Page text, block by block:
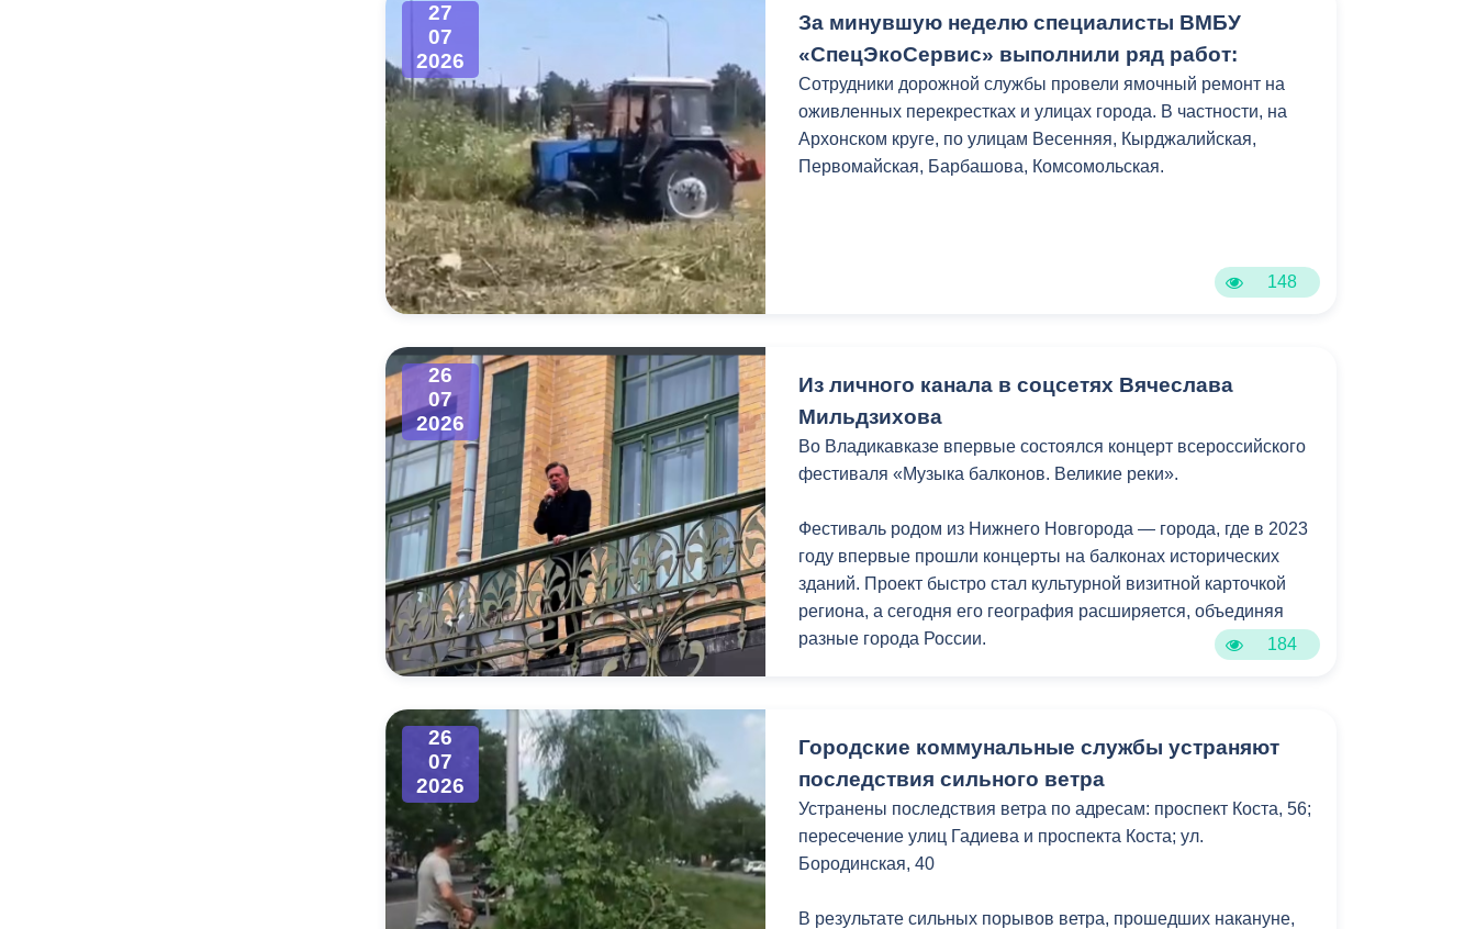
27
07
2026
За минувшую неделю специалисты ВМБУ
«СпецЭкоСервис» выполнили ряд работ:
Сотрудники дорожной службы провели ямочный ремонт на
оживленных перекрестках и улицах города. В частности, на
Архонском круге, по улицам Весенняя, Кырджалийская,
Первомайская, Барбашова, Комсомольская.
148
26
07
2026
Из личного канала в соцсетях Вячеслава
Мильдзихова
Во Владикавказе впервые состоялся концерт всероссийского
фестиваля «Музыка балконов. Великие реки».
Фестиваль родом из Нижнего Новгорода — города, где в 2023
году впервые прошли концерты на балконах исторических
зданий. Проект быстро стал культурной визитной карточкой
региона, а сегодня его география расширяется, объединяя
разные города России.
московского музыкального театра «Геликон-опера»,
заслуженный артист Республики Северная Осетия – Алания
Дмитрий Скориков.
184
26
07
2026
Городские коммунальные службы устраняют
последствия сильного ветра
Устранены последствия ветра по адресам: проспект Коста, 56;
пересечение улиц Гадиева и проспекта Коста; ул.
Бородинская, 40
В результате сильных порывов ветра, прошедших накануне,